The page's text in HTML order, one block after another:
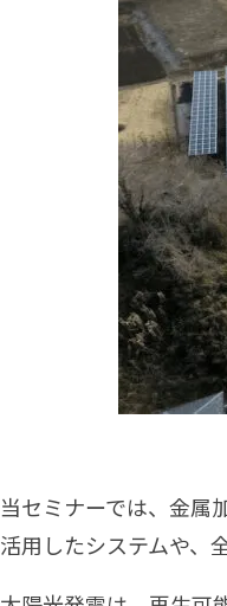
当セミナーでは、金属
活用したシステムや、